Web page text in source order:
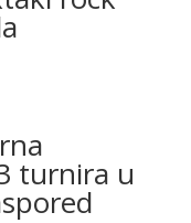
turnira u